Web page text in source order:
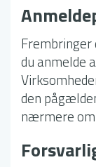
du anmelde
den
nærmere